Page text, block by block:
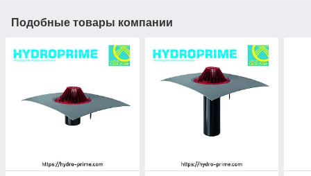
Подобные товары компании